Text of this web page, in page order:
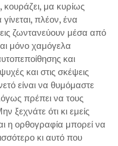
κουράζει, μα κυρίως
πλέον, ένα
ζωντανεύουν μέσα από
μόνο χαμόγελα
και
και στις σκέψεις
είναι να θυμόμαστε
πρέπει να τους
ξεχνάτε ότι κι εμείς
η ορθογραφία μπορεί να
κι αυτό που